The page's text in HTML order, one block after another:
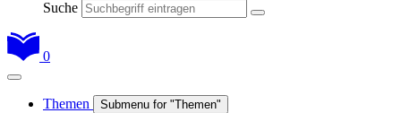
Suche
0
Themen Submenu for "Themen"